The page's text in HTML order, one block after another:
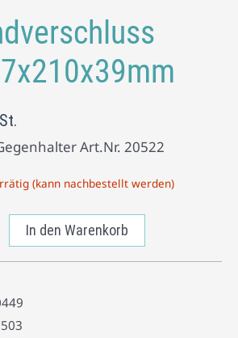
Art.Nr. 20522
(kann nachbestellt werden)
In den Warenkorb